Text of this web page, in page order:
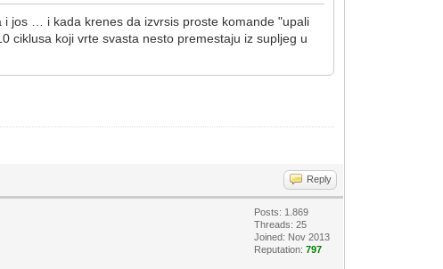
i jos … i kada krenes da izvrsis proste komande "upali
ciklusa koji vrte svasta nesto premestaju iz supljeg u
Reply
Posts: 1.869
Threads: 25
Joined: Nov 2013
Reputation:797